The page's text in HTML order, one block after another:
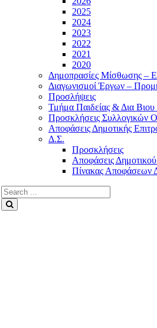
2025
2024
2023
2022
2021
2020
Δημοπρασίες Μίσθωσης –
Διαγωνισμοί Έργων –
Προσλήψεις
Τμήμα Παιδείας & Δια
Προσκλήσεις Συλλογικών
Αποφάσεις Δημοτικής
Δ.Σ.
Προσκλήσεις
Αποφάσεις
Πίνακας Αποφάσεων
Search
for: